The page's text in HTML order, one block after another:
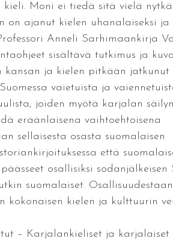
Moni ei tiedä sitä vielä
on ajanut kielen uhanalaiseksi ja
Anneli Sarhimaankirja
sisältävä tutkimus ja
ja kielen pitkään jatkunut
vaietuista ja
joiden myötä karjalan
eräänlaisena vaihtoehtoisena
sellaisesta osasta suomalaisen
että
osallisiksi sodanjälkeisen
suomalaiset. Osallisuudestaan
kokonaisen kielen ja kulttuurin
– Karjalankieliset ja karjalaiset